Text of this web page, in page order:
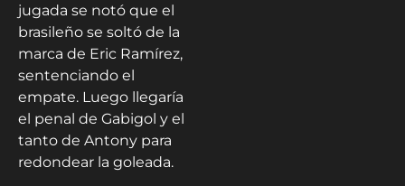
jugada se notó que el
brasileño se soltó de la
marca de Eric Ramírez,
sentenciando el
empate. Luego llegaría
el penal de Gabigol y el
tanto de Antony para
redondear la goleada.